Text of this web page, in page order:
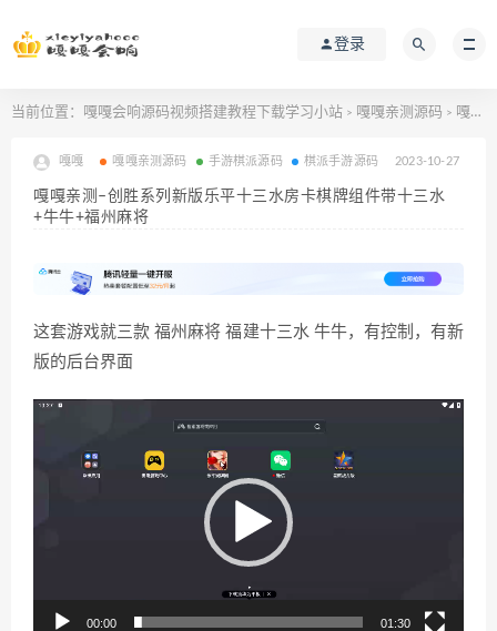
登录
当前位置： 嘎嘎会响源码视频搭建教程下载学习小站 > 嘎嘎亲测源码 > 嘎嘎亲测–创胜系列新版乐平十三水房卡棋牌组件带十三水+牛牛+福州麻将
嘎嘎 嘎嘎亲测源码 手游棋派源码 棋派手游源码 2023-10-27
嘎嘎亲测–创胜系列新版乐平十三水房卡棋牌组件带十三水
+牛牛+福州麻将
这套游戏就三款 福州麻将 福建十三水 牛牛，有控制，有新
版的后台界面
视
00:00 01:30